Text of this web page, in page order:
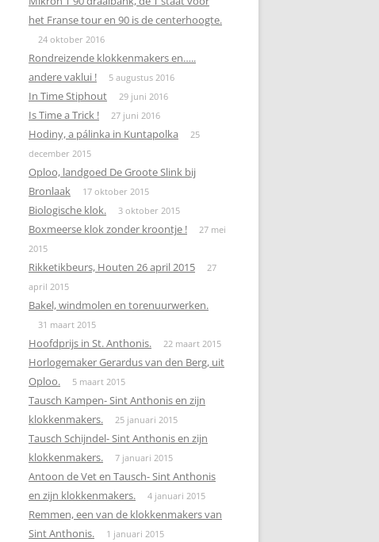
het Franse tour en 90 is de centerhoogte.
24 oktober 2016
Rondreizende klokkenmakers en…..
andere vaklui !
5 augustus 2016
In Time Stiphout 29 juni 2016
Is Time a Trick ! 27 juni 2016
Hodiny, a pálinka in Kuntapolka
25
december 2015
Oploo, landgoed De Groote Slink bij
Bronlaak
17 oktober 2015
Biologische klok. 3 oktober 2015
Boxmeerse klok zonder kroontje !
27 mei
2015
Rikketikbeurs, Houten 26 april 2015
27
april 2015
Bakel, windmolen en torenuurwerken.
31 maart 2015
Hoofdprijs in St. Anthonis. 22 maart 2015
Horlogemaker Gerardus van den Berg, uit
Oploo.
5 maart 2015
Tausch Kampen- Sint Anthonis en zijn
klokkenmakers.
25 januari 2015
Tausch Schijndel- Sint Anthonis en zijn
klokkenmakers.
7 januari 2015
Antoon de Vet en Tausch- Sint Anthonis
en zijn klokkenmakers.
4 januari 2015
Remmen, een van de klokkenmakers van
Sint Anthonis.
1 januari 2015